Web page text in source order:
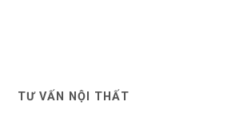
TƯ VẤN NỘI THẤT